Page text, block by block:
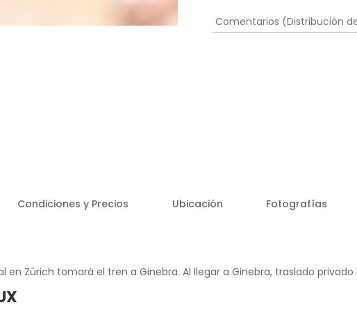
Condiciones y Precios Ubicación Fotografías
Zúrich tomará el tren a Ginebra. Al llegar a Ginebra, traslado